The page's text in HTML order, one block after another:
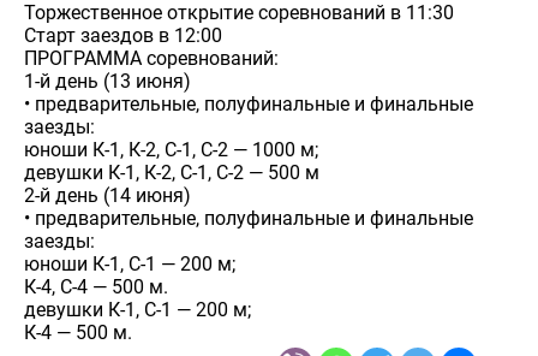
Торжественное открытие соревнований в 11:30
Старт заездов в 12:00
ПРОГРАММА соревнований:
1-й день (13 июня)
• предварительные, полуфинальные и финальные
заезды:
юноши К-1, К-2, С-1, С-2 — 1000 м;
девушки К-1, К-2, С-1, С-2 — 500 м
2-й день (14 июня)
• предварительные, полуфинальные и финальные
заезды:
юноши К-1, С-1 — 200 м;
К-4, С-4 — 500 м.
девушки К-1, С-1 — 200 м;
К-4 — 500 м.